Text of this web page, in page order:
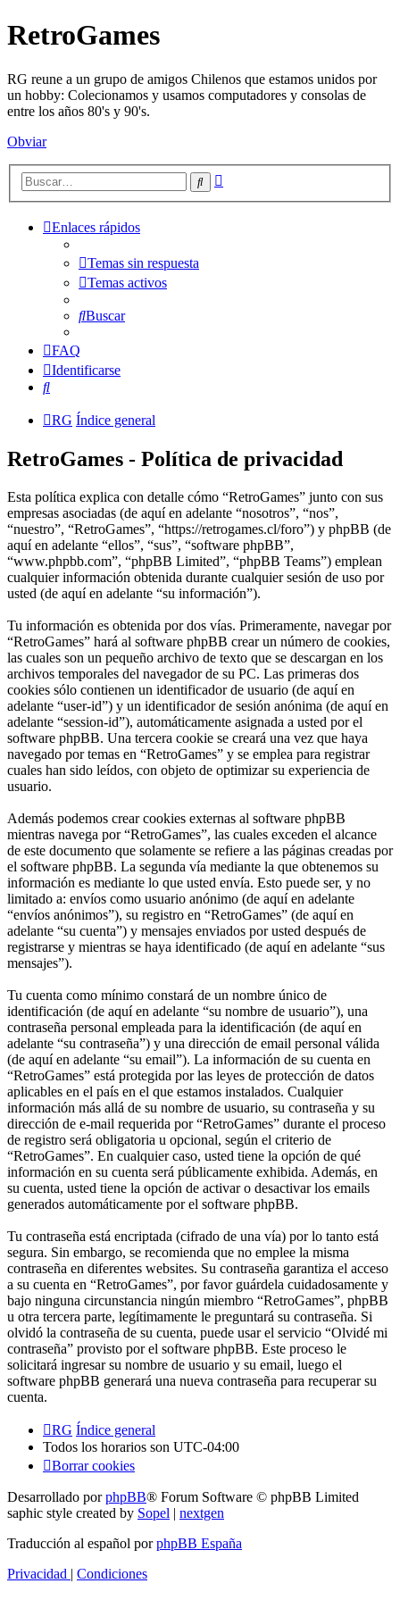
RetroGames
RG reune a un grupo de amigos Chilenos que estamos unidos por
un hobby: Colecionamos y usamos computadores y consolas de
entre los años 80's y 90's.
Obviar
Buscar
Enlaces rápidos
Temas sin respuesta
Temas activos
Buscar
FAQ
Identificarse
Buscar
RG Índice general
RetroGames - Política de privacidad
Esta política explica con detalle cómo “RetroGames” junto con sus
empresas asociadas (de aquí en adelante “nosotros”, “nos”,
“nuestro”, “RetroGames”, “https://retrogames.cl/foro”) y phpBB (de
aquí en adelante “ellos”, “sus”, “software phpBB”,
“www.phpbb.com”, “phpBB Limited”, “phpBB Teams”) emplean
cualquier información obtenida durante cualquier sesión de uso por
usted (de aquí en adelante “su información”).
Tu información es obtenida por dos vías. Primeramente, navegar por
“RetroGames” hará al software phpBB crear un número de cookies,
las cuales son un pequeño archivo de texto que se descargan en los
archivos temporales del navegador de su PC. Las primeras dos
cookies sólo contienen un identificador de usuario (de aquí en
adelante “user-id”) y un identificador de sesión anónima (de aquí en
adelante “session-id”), automáticamente asignada a usted por el
software phpBB. Una tercera cookie se creará una vez que haya
navegado por temas en “RetroGames” y se emplea para registrar
cuales han sido leídos, con objeto de optimizar su experiencia de
usuario.
Además podemos crear cookies externas al software phpBB
mientras navega por “RetroGames”, las cuales exceden el alcance
de este documento que solamente se refiere a las páginas creadas por
el software phpBB. La segunda vía mediante la que obtenemos su
información es mediante lo que usted envía. Esto puede ser, y no
limitado a: envíos como usuario anónimo (de aquí en adelante
“envíos anónimos”), su registro en “RetroGames” (de aquí en
adelante “su cuenta”) y mensajes enviados por usted después de
registrarse y mientras se haya identificado (de aquí en adelante “sus
mensajes”).
Tu cuenta como mínimo constará de un nombre único de
identificación (de aquí en adelante “su nombre de usuario”), una
contraseña personal empleada para la identificación (de aquí en
adelante “su contraseña”) y una dirección de email personal válida
(de aquí en adelante “su email”). La información de su cuenta en
“RetroGames” está protegida por las leyes de protección de datos
aplicables en el país en el que estamos instalados. Cualquier
información más allá de su nombre de usuario, su contraseña y su
dirección de e-mail requerida por “RetroGames” durante el proceso
de registro será obligatoria u opcional, según el criterio de
“RetroGames”. En cualquier caso, usted tiene la opción de qué
información en su cuenta será públicamente exhibida. Además, en
su cuenta, usted tiene la opción de activar o desactivar los emails
generados automáticamente por el software phpBB.
Tu contraseña está encriptada (cifrado de una vía) por lo tanto está
segura. Sin embargo, se recomienda que no emplee la misma
contraseña en diferentes websites. Su contraseña garantiza el acceso
a su cuenta en “RetroGames”, por favor guárdela cuidadosamente y
bajo ninguna circunstancia ningún miembro “RetroGames”, phpBB
u otra tercera parte, legítimamente le preguntará su contraseña. Si
olvidó la contraseña de su cuenta, puede usar el servicio “Olvidé mi
contraseña” provisto por el software phpBB. Este proceso le
solicitará ingresar su nombre de usuario y su email, luego el
software phpBB generará una nueva contraseña para recuperar su
cuenta.
RG Índice general
Todos los horarios son UTC-04:00
Borrar cookies
Desarrollado porphpBB® Forum Software © phpBB Limited
saphic style created by Sopel | nextgen
Traducción al español porphpBB España
Privacidad | Condiciones